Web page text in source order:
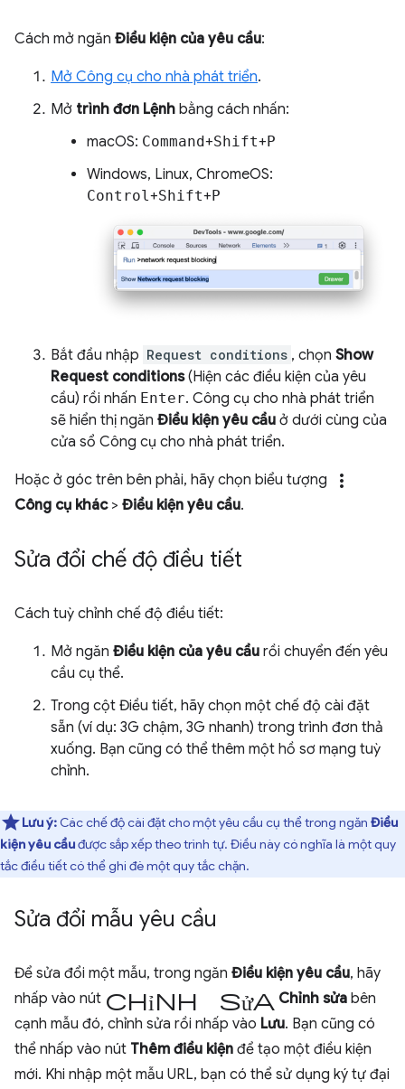
Cách mở ngăn Điều kiện của yêu cầu:
Mở Công cụ cho nhà phát triển.
Mở trình đơn Lệnh bằng cách nhấn:
macOS: Command+Shift+ P
Windows, Linux, ChromeOS:
Control+Shift+ P
Bắt đầu nhập Request conditions , chọn Show
Request conditions(Hiện các điều kiện của yêu
cầu) rồi nhấn Enter. Công cụ cho nhà phát triển
sẽ hiển thị ngăn Điều kiện yêu cầu ở dưới cùng của
cửa sổ Công cụ cho nhà phát triển.
Hoặc ở góc trên bên phải, hãy chọn biểu tượng more_vert
Công cụ khác> Điều kiện yêu cầu.
Sửa đổi chế độ điều tiết
Cách tuỳ chỉnh chế độ điều tiết:
Mở ngăn Điều kiện của yêu cầu rồi chuyển đến yêu
cầu cụ thể.
Trong cột Điều tiết, hãy chọn một chế độ cài đặt
sẵn (ví dụ: 3G chậm, 3G nhanh) trong trình đơn thả
xuống. Bạn cũng có thể thêm một hồ sơ mạng tuỳ
chỉnh.
Lưu ý: Các chế độ cài đặt cho một yêu cầu cụ thể trong ngăn Điều
kiện yêu cầuđược sắp xếp theo trình tự. Điều này có nghĩa là một quy
tắc điều tiết có thể ghi đè một quy tắc chặn.
Sửa đổi mẫu yêu cầu
Để sửa đổi một mẫu, trong ngăn Điều kiện yêu cầu, hãy
nhấp vào nút chỉnh sửa Chỉnh sửa bên
cạnh mẫu đó, chỉnh sửa rồi nhấp vào Lưu. Bạn cũng có
thể nhấp vào nút Thêm điều kiện để tạo một điều kiện
mới. Khi nhập một mẫu URL, bạn có thể sử dụng ký tự đại